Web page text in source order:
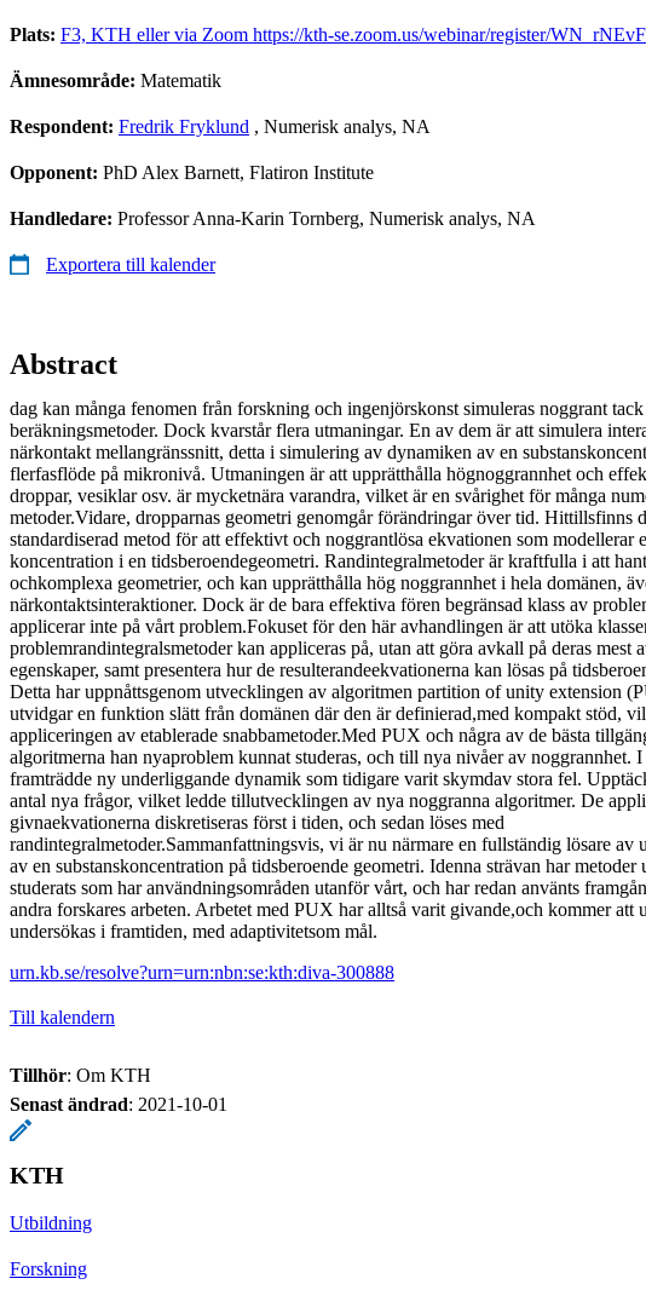
Plats: F3, KTH eller via Zoom https://kth-se.zoom.us/webinar/register/
Ämnesområde: Matematik
Respondent: Fredrik Fryklund , Numerisk analys, NA
Opponent: PhD Alex Barnett, Flatiron Institute
Handledare: Professor Anna-Karin Tornberg, Numerisk analys, NA
Exportera till kalender
Abstract
dag kan många fenomen från forskning och ingenjörskonst simuleras noggrant
beräkningsmetoder. Dock kvarstår flera utmaningar. En av dem är att simulera
närkontakt mellangränssnitt, detta i simulering av dynamiken av en
flerfasflöde på mikronivå. Utmaningen är att upprätthålla högnoggrannhet och
droppar, vesiklar osv. är mycketnära varandra, vilket är en svårighet för många
metoder.Vidare, dropparnas geometri genomgår förändringar över tid. Hittillsfinns
standardiserad metod för att effektivt och noggrantlösa ekvationen som modellerar
koncentration i en tidsberoendegeometri. Randintegralmetoder är kraftfulla i att
ochkomplexa geometrier, och kan upprätthålla hög noggrannhet i hela domänen,
närkontaktsinteraktioner. Dock är de bara effektiva fören begränsad klass av
applicerar inte på vårt problem.Fokuset för den här avhandlingen är att utöka
problemrandintegralsmetoder kan appliceras på, utan att göra avkall på deras mest
egenskaper, samt presentera hur de resulterandeekvationerna kan lösas på
Detta har uppnåttsgenom utvecklingen av algoritmen partition of unity extension
utvidgar en funktion slätt från domänen där den är definierad,med kompakt stöd,
appliceringen av etablerade snabbametoder.Med PUX och några av de bästa
algoritmerna han nyaproblem kunnat studeras, och till nya nivåer av noggrannhet. I
framträdde ny underliggande dynamik som tidigare varit skymdav stora fel.
antal nya frågor, vilket ledde tillutvecklingen av nya noggranna algoritmer. De
givnaekvationerna diskretiseras först i tiden, och sedan löses med
randintegralmetoder.Sammanfattningsvis, vi är nu närmare en fullständig lösare av
av en substanskoncentration på tidsberoende geometri. Idenna strävan har metoder
studerats som har användningsområden utanför vårt, och har redan använts
andra forskares arbeten. Arbetet med PUX har alltså varit givande,och kommer att
undersökas i framtiden, med adaptivitetsom mål.
urn.kb.se/resolve?urn=urn:nbn:se:kth:diva-300888
Till kalendern
Tillhör: Om KTH
Senast ändrad: 2021-10-01
KTH
Utbildning
Forskning